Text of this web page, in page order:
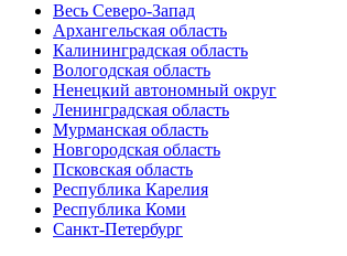
Весь Северо-Запад
Архангельская область
Калининградская область
Вологодская область
Ненецкий автономный округ
Ленинградская область
Мурманская область
Новгородская область
Псковская область
Республика Карелия
Республика Коми
Санкт-Петербург